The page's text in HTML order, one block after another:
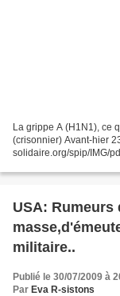
La grippe A (H1N1), ce
(crisonnier) Avant-hier
solidaire.org/spip/IMG/
USA: Rumeurs
militaire..
Publié le 30/07/2009 à
Par Eva R-sistons